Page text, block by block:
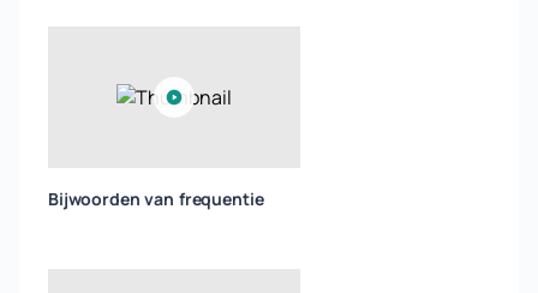
Bijwoorden van frequentie